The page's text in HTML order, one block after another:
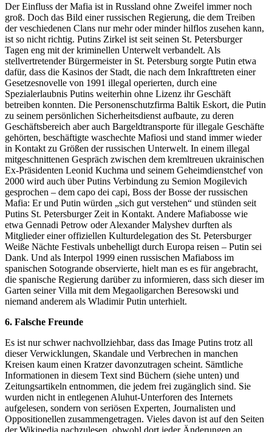
Der Einfluss der Mafia ist in Russland ohne Zweifel immer noch
groß. Doch das Bild einer russischen Regierung, die dem Treiben
der veschiedenen Clans nur mehr oder minder hilflos zusehen kann,
ist so nicht richtig. Putins Zirkel ist seit seinen St. Petersburger
Tagen eng mit der kriminellen Unterwelt verbandelt. Als
stellvertretender Bürgermeister in St. Petersburg sorgte Putin etwa
dafür, dass die Kasinos der Stadt, die nach dem Inkrafttreten einer
Gesetzesnovelle von 1991 illegal operierten, durch eine
Spezialerlaubnis Putins weiterhin ohne Lizenz ihr Geschäft
betreiben konnten. Die Personenschutzfirma Baltik Eskort, die Putin
zu seinem persönlichen Sicherheitsdienst aufbaute, zu deren
Geschäftsbereich aber auch Bargeldtransporte für illegale Geschäfte
gehörten, beschäftigte waschechte Mafiosi und stand immer wieder
in Kontakt zu Größen der russischen Unterwelt. In einem illegal
mitgeschnittenen Gespräch zwischen dem kremltreuen ukrainischen
Ex-Präsidenten Leonid Kuchma und seinem Geheimdienstchef von
2000 wird auch über Putins Verbindung zu Semion Mogilevich
gesprochen – dem capo dei capi, Boss der Bosse der russischen
Mafia: Er und Putin würden „sich gut verstehen“ und stünden seit
Putins St. Petersburger Zeit in Kontakt. Andere Mafiabosse wie
etwa Gennadi Petrow oder Alexander Malyshev durften als
Mitglieder einer offiziellen Kulturdelegation des St. Petersburger
Weiße Nächte Festivals unbehelligt durch Europa reisen – Putin sei
Dank. Und als Interpol 1999 einen russischen Mafiaboss im
spanischen Sotogrande observierte, hielt man es es für angebracht,
die spanische Regierung darüber zu informieren, dass sich dieser im
Garten seiner Villa mit dem Megaoligarchen Beresowski und
niemand anderem als Wladimir Putin unterhielt.
6. Falsche Freunde
Es ist nur schwer nachvollziehbar, dass das Image Putins trotz all
dieser Verwicklungen, Skandale und Verbrechen in manchen
Kreisen kaum einen Kratzer davonzutragen scheint. Sämtliche
Informationen in diesem Text sind Büchern (siehe unten) und
Zeitungsartikeln entnommen, die jedem frei zugänglich sind. Sie
wurden nicht in entlegenen Aluhut-Unterforen des Internets
aufgelesen, sondern von seriösen Experten, Journalisten und
Oppositionellen zusammengetragen. Vieles davon ist auf den Seiten
der Wikipedia nachzulesen, obwohl dort jeder Änderungen an